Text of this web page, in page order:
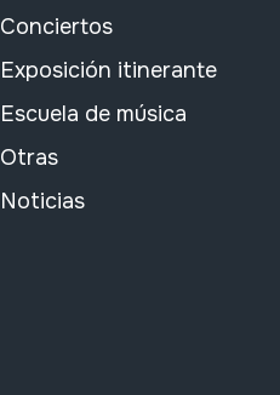
Conciertos
Exposición itinerante
Escuela de música
Otras
Noticias